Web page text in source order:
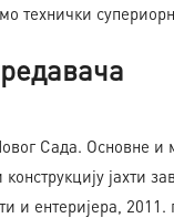
технички
Сада. Основне и
конструкцију
и ентеријера,